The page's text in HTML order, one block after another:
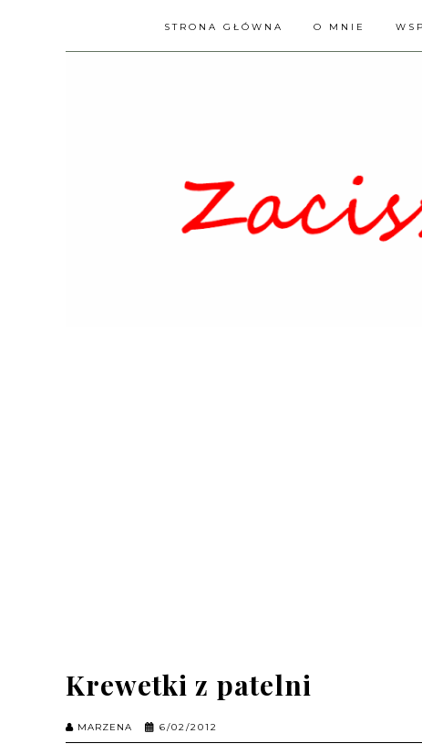
STRONA GŁÓWNA O MNIE
Krewetki z patelni
MARZENA 6/02/2012